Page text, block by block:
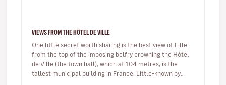
VIEWS FROM THE HÔTEL DE VILLE
One little secret worth sharing is the best view of Lille
from the top of the imposing belfry crowning the Hôtel
de Ville (the town hall), which at 104 metres, is the
tallest municipal building in France. Little-known by